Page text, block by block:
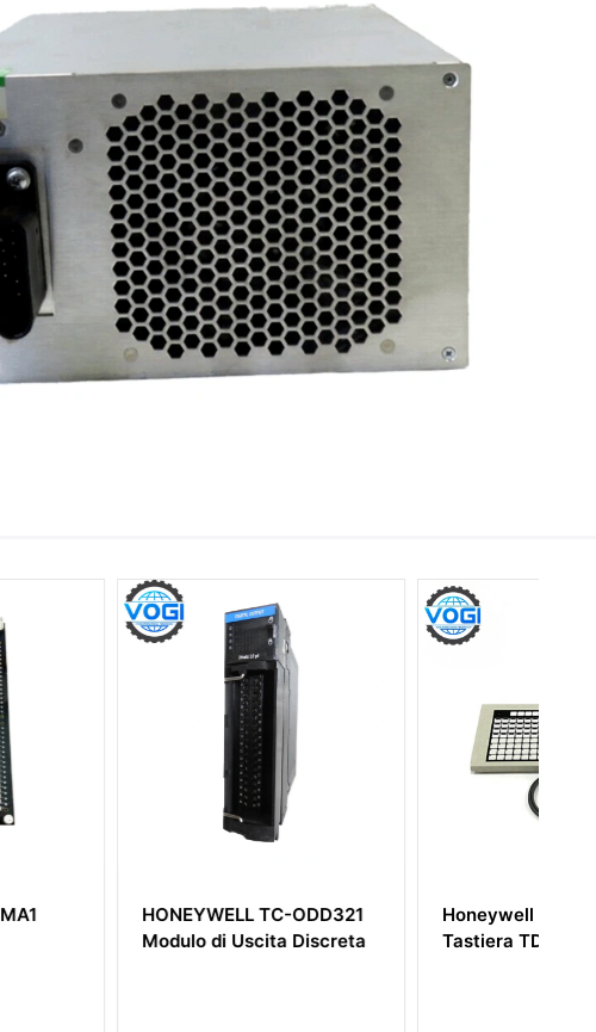
TC-ODD321
di Uscita Discreta
Honeywell 51402497-200
Tastiera TDC 3000